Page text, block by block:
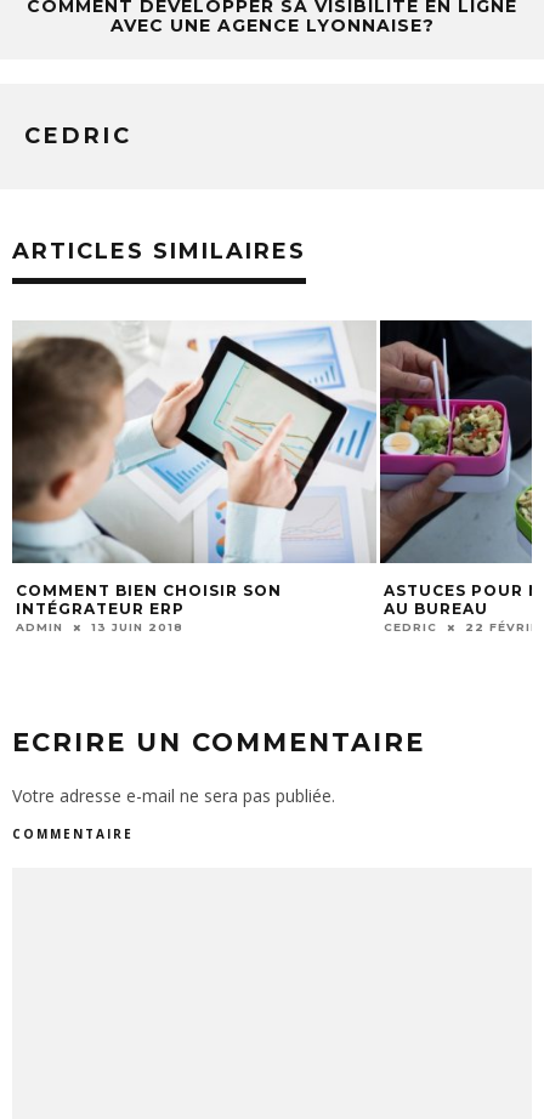
COMMENT DÉVELOPPER SA VISIBILITÉ EN LIGNE
AVEC UNE AGENCE LYONNAISE?
CEDRIC
ARTICLES SIMILAIRES
COMMENT BIEN CHOISIR SON
INTÉGRATEUR ERP
ADMIN 13 JUIN 2018
ASTUCES POUR
AU BUREAU
CEDRIC 22
ECRIRE UN COMMENTAIRE
Votre adresse e-mail ne sera pas publiée.
COMMENTAIRE